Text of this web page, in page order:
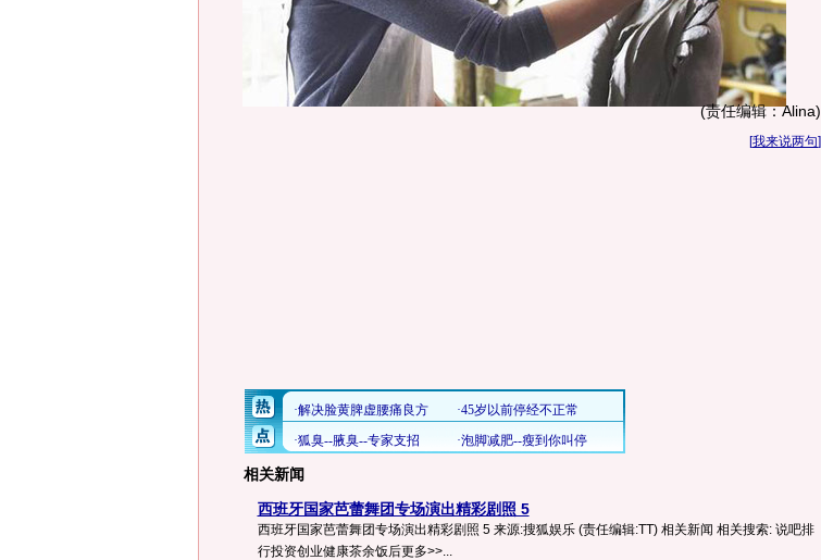
(责任编辑：Alina)
[我来说两句]
相关新闻
西班牙国家芭蕾舞团专场演出精彩剧照 5
西班牙国家芭蕾舞团专场演出精彩剧照 5 来源:搜狐娱乐 (责任编辑:TT) 相关新闻 相关搜索: 说吧排
行投资创业健康茶余饭后更多>>...